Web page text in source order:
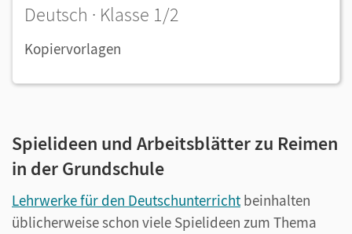
Deutsch · Klasse 1/2
Kopiervorlagen
Spielideen und Arbeitsblätter zu Reimen
in der Grundschule
Lehrwerke für den Deutschunterricht beinhalten
üblicherweise schon viele Spielideen zum Thema